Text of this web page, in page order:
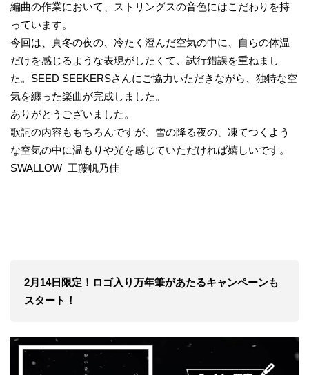
編曲の作業において、ストリングスの音色にはこだわりを持
っています。
今回は、真冬の夜の、冷たく澄んだ空気の中に、自らの体温
だけを感じるような表現がしたくて、試行錯誤を重ねまし
た。SEED SEEKERSさんにご協力いただきながら、独特な空
気を纏った楽曲が完成しました。
ありがとうございました。
歌詞の内容ももちろんですが、雪の降る夜の、凍てつくよう
な空気の中に温もりや光を感じていただければ嬉しいです。
SWALLOW 工藤帆乃佳
2月14日限定！ロゴ入り万年筆があたるキャンペーンも
スタート！